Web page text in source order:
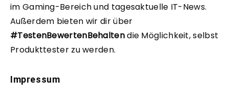
im Gaming-Bereich und tagesaktuelle IT-News.
Außerdem bieten wir dir über
#TestenBewertenBehaltendie Möglichkeit, selbst
Produkttester zu werden.
Impressum